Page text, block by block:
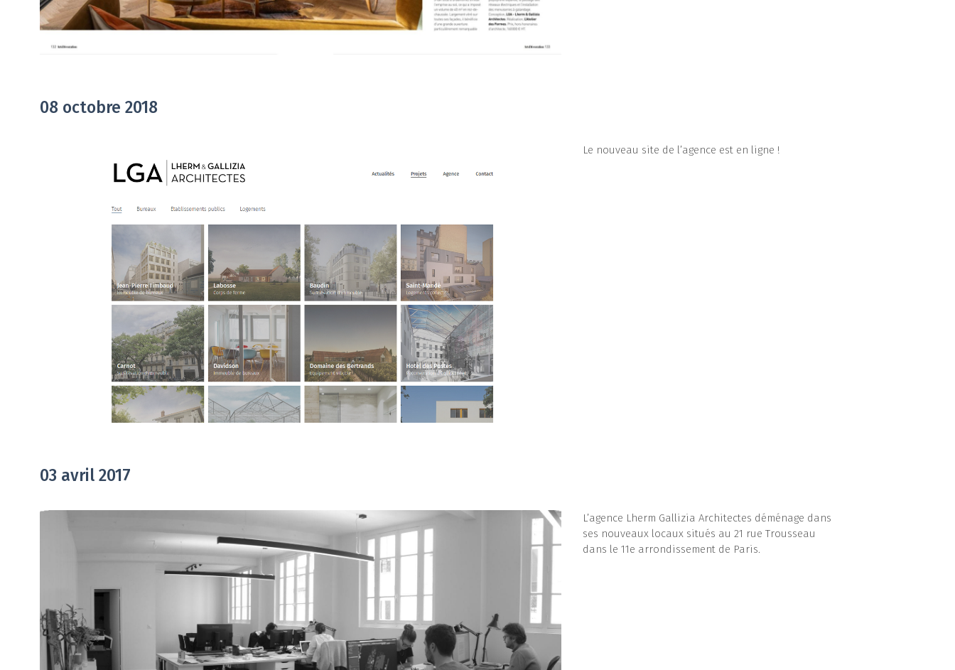
08 octobre 2018
Le nouveau site de l’agence est en ligne !
03 avril 2017
L’agence Lherm Gallizia Architectes déménage dans
ses nouveaux locaux situés au 21 rue Trousseau
dans le 11e arrondissement de Paris.